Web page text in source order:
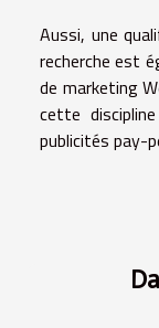
Aussi, une
recherche est
de marketing
cette
publicités pay-